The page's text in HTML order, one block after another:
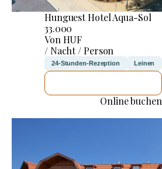
Hunguest Hotel Aqua-Sol
33.000
Von HUF
/ Nacht / Person
24-Stunden-Rezeption Leinen
Online buchen